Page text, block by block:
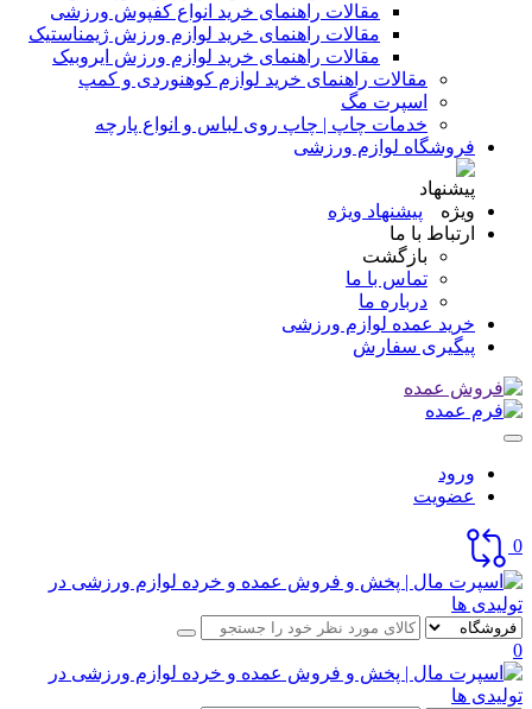
مقالات راهنمای خرید انواع کفپوش ورزشی
مقالات راهنمای خرید لوازم ورزش ژیمناستیک
مقالات راهنمای خرید لوازم ورزش ایروبیک
مقالات راهنمای خرید لوازم کوهنوردی و کمپ
اسپرت مگ
خدمات چاپ | چاپ روی لباس و انواع پارچه
فروشگاه لوازم ورزشی
پیشنهاد ویژه
ارتباط با ما
بازگشت
تماس با ما
درباره ما
خرید عمده لوازم ورزشی
پیگیری سفارش
ورود
عضویت
0
0